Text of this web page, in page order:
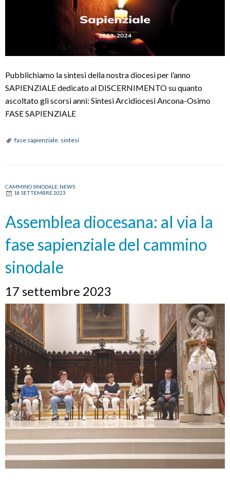
Pubblichiamo la sintesi della nostra diocesi per l’anno
SAPIENZIALE dedicato al DISCERNIMENTO su quanto
ascoltato gli scorsi anni: Sintesi Arcidiocesi Ancona-Osimo
FASE SAPIENZIALE
fase sapienziale sintesi
CAMMINO SINODALE NEWS
18 SETTEMBRE 2023
Assemblea diocesana: al via la
fase sapienziale del cammino
sinodale
17 settembre 2023